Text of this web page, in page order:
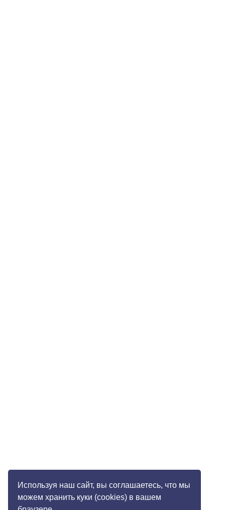
Используя наш сайт, вы соглашаетесь, что мы
можем хранить куки (cookies) в вашем